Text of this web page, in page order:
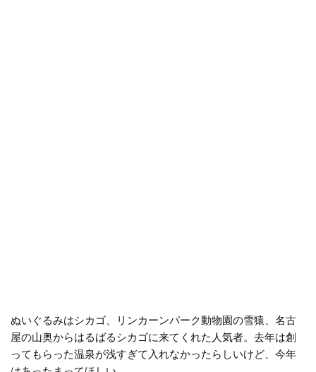
ぬいぐるみはシカゴ、リンカーンパーク動物園の雪猿、名古
屋の山奥からはるばるシカゴに来てくれた人気者。去年は創
ってもらった温泉が浅すぎて入れなかったらしいけど、今年